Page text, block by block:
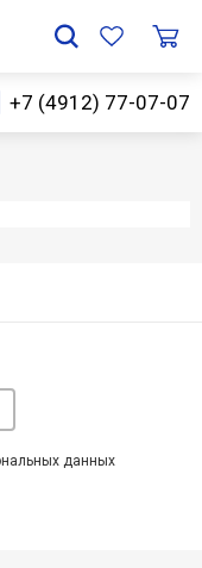
+7 (4912) 77-07-07
данных